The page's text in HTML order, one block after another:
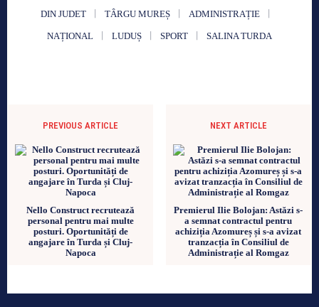
DIN JUDET TÂRGU MUREȘ ADMINISTRAȚIE
NAȚIONAL LUDUȘ SPORT SALINA TURDA
PREVIOUS ARTICLE
Nello Construct recrutează
personal pentru mai multe
posturi. Oportunități de
angajare în Turda și Cluj-
Napoca
NEXT ARTICLE
Premierul Ilie Bolojan: Astăzi s-
a semnat contractul pentru
achiziția Azomureș și s-a avizat
tranzacția în Consiliul de
Administrație al Romgaz